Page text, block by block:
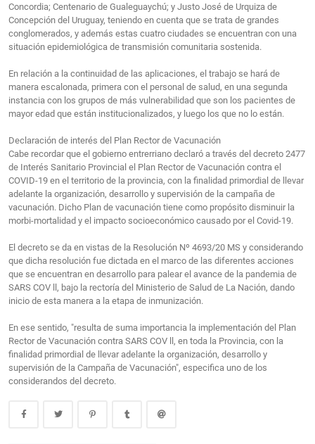
Concordia; Centenario de Gualeguaychú; y Justo José de Urquiza de
Concepción del Uruguay, teniendo en cuenta que se trata de grandes
conglomerados, y además estas cuatro ciudades se encuentran con una
situación epidemiológica de transmisión comunitaria sostenida.
En relación a la continuidad de las aplicaciones, el trabajo se hará de
manera escalonada, primera con el personal de salud, en una segunda
instancia con los grupos de más vulnerabilidad que son los pacientes de
mayor edad que están institucionalizados, y luego los que no lo están.
Declaración de interés del Plan Rector de Vacunación
Cabe recordar que el gobierno entrerriano declaró a través del decreto 2477
de Interés Sanitario Provincial el Plan Rector de Vacunación contra el
COVID-19 en el territorio de la provincia, con la finalidad primordial de llevar
adelante la organización, desarrollo y supervisión de la campaña de
vacunación. Dicho Plan de vacunación tiene como propósito disminuir la
morbi-mortalidad y el impacto socioeconómico causado por el Covid-19.
El decreto se da en vistas de la Resolución Nº 4693/20 MS y considerando
que dicha resolución fue dictada en el marco de las diferentes acciones
que se encuentran en desarrollo para palear el avance de la pandemia de
SARS COV ll, bajo la rectoría del Ministerio de Salud de La Nación, dando
inicio de esta manera a la etapa de inmunización.
En ese sentido, "resulta de suma importancia la implementación del Plan
Rector de Vacunación contra SARS COV ll, en toda la Provincia, con la
finalidad primordial de llevar adelante la organización, desarrollo y
supervisión de la Campaña de Vacunación", especifica uno de los
considerandos del decreto.